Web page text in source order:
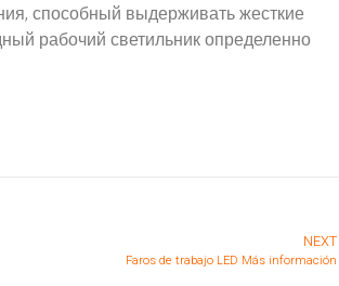
способный выдерживать жесткие
рабочий светильник определенно
NEXT
Faros de trabajo LED Más información